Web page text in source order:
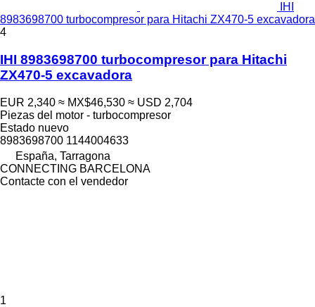
IHI
8983698700 turbocompresor para Hitachi ZX470-5 excavadora
4
IHI 8983698700 turbocompresor para Hitachi
ZX470-5 excavadora
EUR 2,340 ≈ MX$46,530 ≈ USD 2,704
Piezas del motor - turbocompresor
Estado nuevo
8983698700 1144004633
España, Tarragona
CONNECTING BARCELONA
Contacte con el vendedor
1